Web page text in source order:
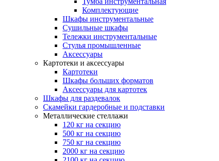
Комплектующие
Шкафы инструментальные
Сушильные шкафы
Тележки инструментальные
Стулья промышленные
Аксессуары
Картотеки и аксессуары
Картотеки
Шкафы больших форматов
Аксессуары для картотек
Шкафы для раздевалок
Скамейки гардеробные и подставки
Металлические стеллажи
120 кг на секцию
500 кг на секцию
750 кг на секцию
2000 кг на секцию